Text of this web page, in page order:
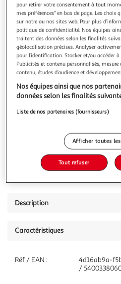
KREATOR
Pince coupante 175 mm
Description détaillée du
coupanteDimensions: 175
vanadiumFinition
noirMarque: Kreator
En savoir +
Vendu parProvence outillage
Livraison dès 5/6 jours
6,50€
Plus d'options
Vendu par Provence outillage
Description
Caractéristiques
Réf / EAN :
4d16ab9a-
/
pour retirer votre consentement à tout
mes préférences" en bas de page. Les
sur notre ou nos sites web. Pour plus
politique de confidentialité. Nos équipes
traitent des données selon les finalités
géolocalisation précises. Analyser
pour l’identification. Stocker et/ou accéder
Publicités et contenu personnalisés,
contenu, études d’audience et
Nos équipes ainsi que nos
données selon les finalités
Liste de nos partenaires (fournisseurs)
Afficher toutes
Tout refuser